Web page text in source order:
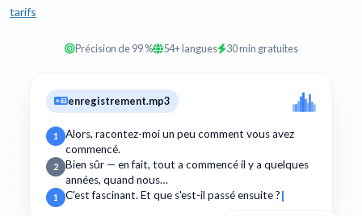
tarifs
Précision de 99 % 54+ langues 30 min gratuites
enregistrement.mp3
1
Alors, racontez-moi un peu comment vous avez
commencé.
2
Bien sûr — en fait, tout a commencé il y a quelques
années, quand nous…
1 C'est fascinant. Et que s'est-il passé ensuite ?